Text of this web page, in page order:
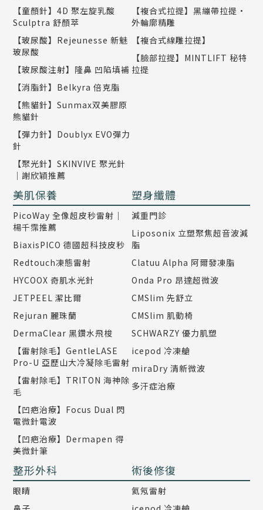
【童顏針】4D 聚左旋乳酸
Sculptra 舒顏萃
【玻尿酸】Rejeunesse 新魅
玻尿酸
【玻尿酸注射】隆鼻 凹陷填補
【消脂針】Belkyra 倍克脂
【熊貓針】Sunmax双美膠原
熊貓針
【彈力針】Doublyx EVO彈力
針
【聚光針】SKINVIVE 聚光針
｜謝欣穎推薦
【複合式拉提】黑繃帶拉提•
外輪廓精雕
【複合式線雕拉提】
【臉部拉提】MINTLIFT 秘特
拉提
美肌保養
PicoWay 全像超皮秒雷射｜
楊千霈推薦
BiaxisPICO 德國超科技皮秒
Redtouch凍態雷射
HYCOOX 奇肌水光針
JETPEEL 潔比爾
Rejuran 麗珠蘭
DermaClear 黑鑽水飛梭
【雷射除毛】GentleLASE
Pro-U 亞歷山大冷凝除毛雷射
【雷射除毛】TRITON 海神除
毛
【凹疤治療】Focus Dual 閃
電微針電波
【凹疤治療】Dermapen 得
美微針筆
塑身纖體
減重門診
Liposonix 立塑聚焦超音波減
脂
Clatuu Alpha 阿爾發凍脂
Onda Pro 昂達超微波
CMSlim 先舒立
CMSlim 肌動椅
SCHWARZY 優力肌塑
icepod 冷凍艙
miraDry 清新微波
多汗症治療
整形外科
眼睛
術後修復
氦氖雷射